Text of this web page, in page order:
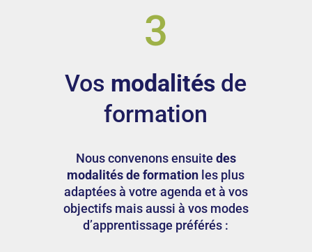
3
Vos modalités de
formation
Nous convenons ensuite des
modalités de formation les plus
adaptées à votre agenda et à vos
objectifs mais aussi à vos modes
d’apprentissage préférés :